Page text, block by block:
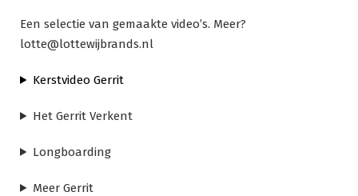
Een selectie van gemaakte video’s. Meer?
lotte@lottewijbrands.nl
Kerstvideo Gerrit
Het Gerrit Verkent
Longboarding
Meer Gerrit